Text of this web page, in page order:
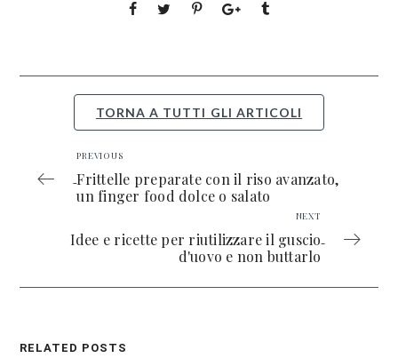
TORNA A TUTTI GLI ARTICOLI
PREVIOUS
Frittelle preparate con il riso avanzato,
un finger food dolce o salato
NEXT
Idee e ricette per riutilizzare il guscio
d'uovo e non buttarlo
RELATED POSTS